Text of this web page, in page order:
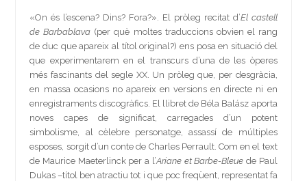
«On és l’escena? Dins? Fora?». El pròleg recitat d’El castell
de Barbablava (per què moltes traduccions obvien el rang
de duc que apareix al títol original?) ens posa en situació del
que experimentarem en el transcurs d’una de les òperes
més fascinants del segle XX. Un pròleg que, per desgràcia,
en massa ocasions no apareix en versions en directe ni en
enregistraments discogràfics. El llibret de Béla Balász aporta
noves capes de significat, carregades d’un potent
simbolisme, al cèlebre personatge, assassí de múltiples
esposes, sorgit d’un conte de Charles Perrault. Com en el text
de Maurice Maeterlinck per a l’Ariane et Barbe-Bleue de Paul
Dukas –títol ben atractiu tot i que poc freqüent, representat fa